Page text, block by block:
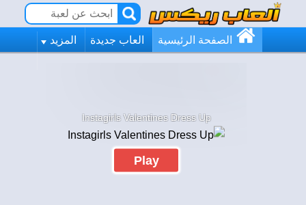
الصفحة الرئيسية العاب جديدة المزيد
Instagirls Valentines Dress Up
Play